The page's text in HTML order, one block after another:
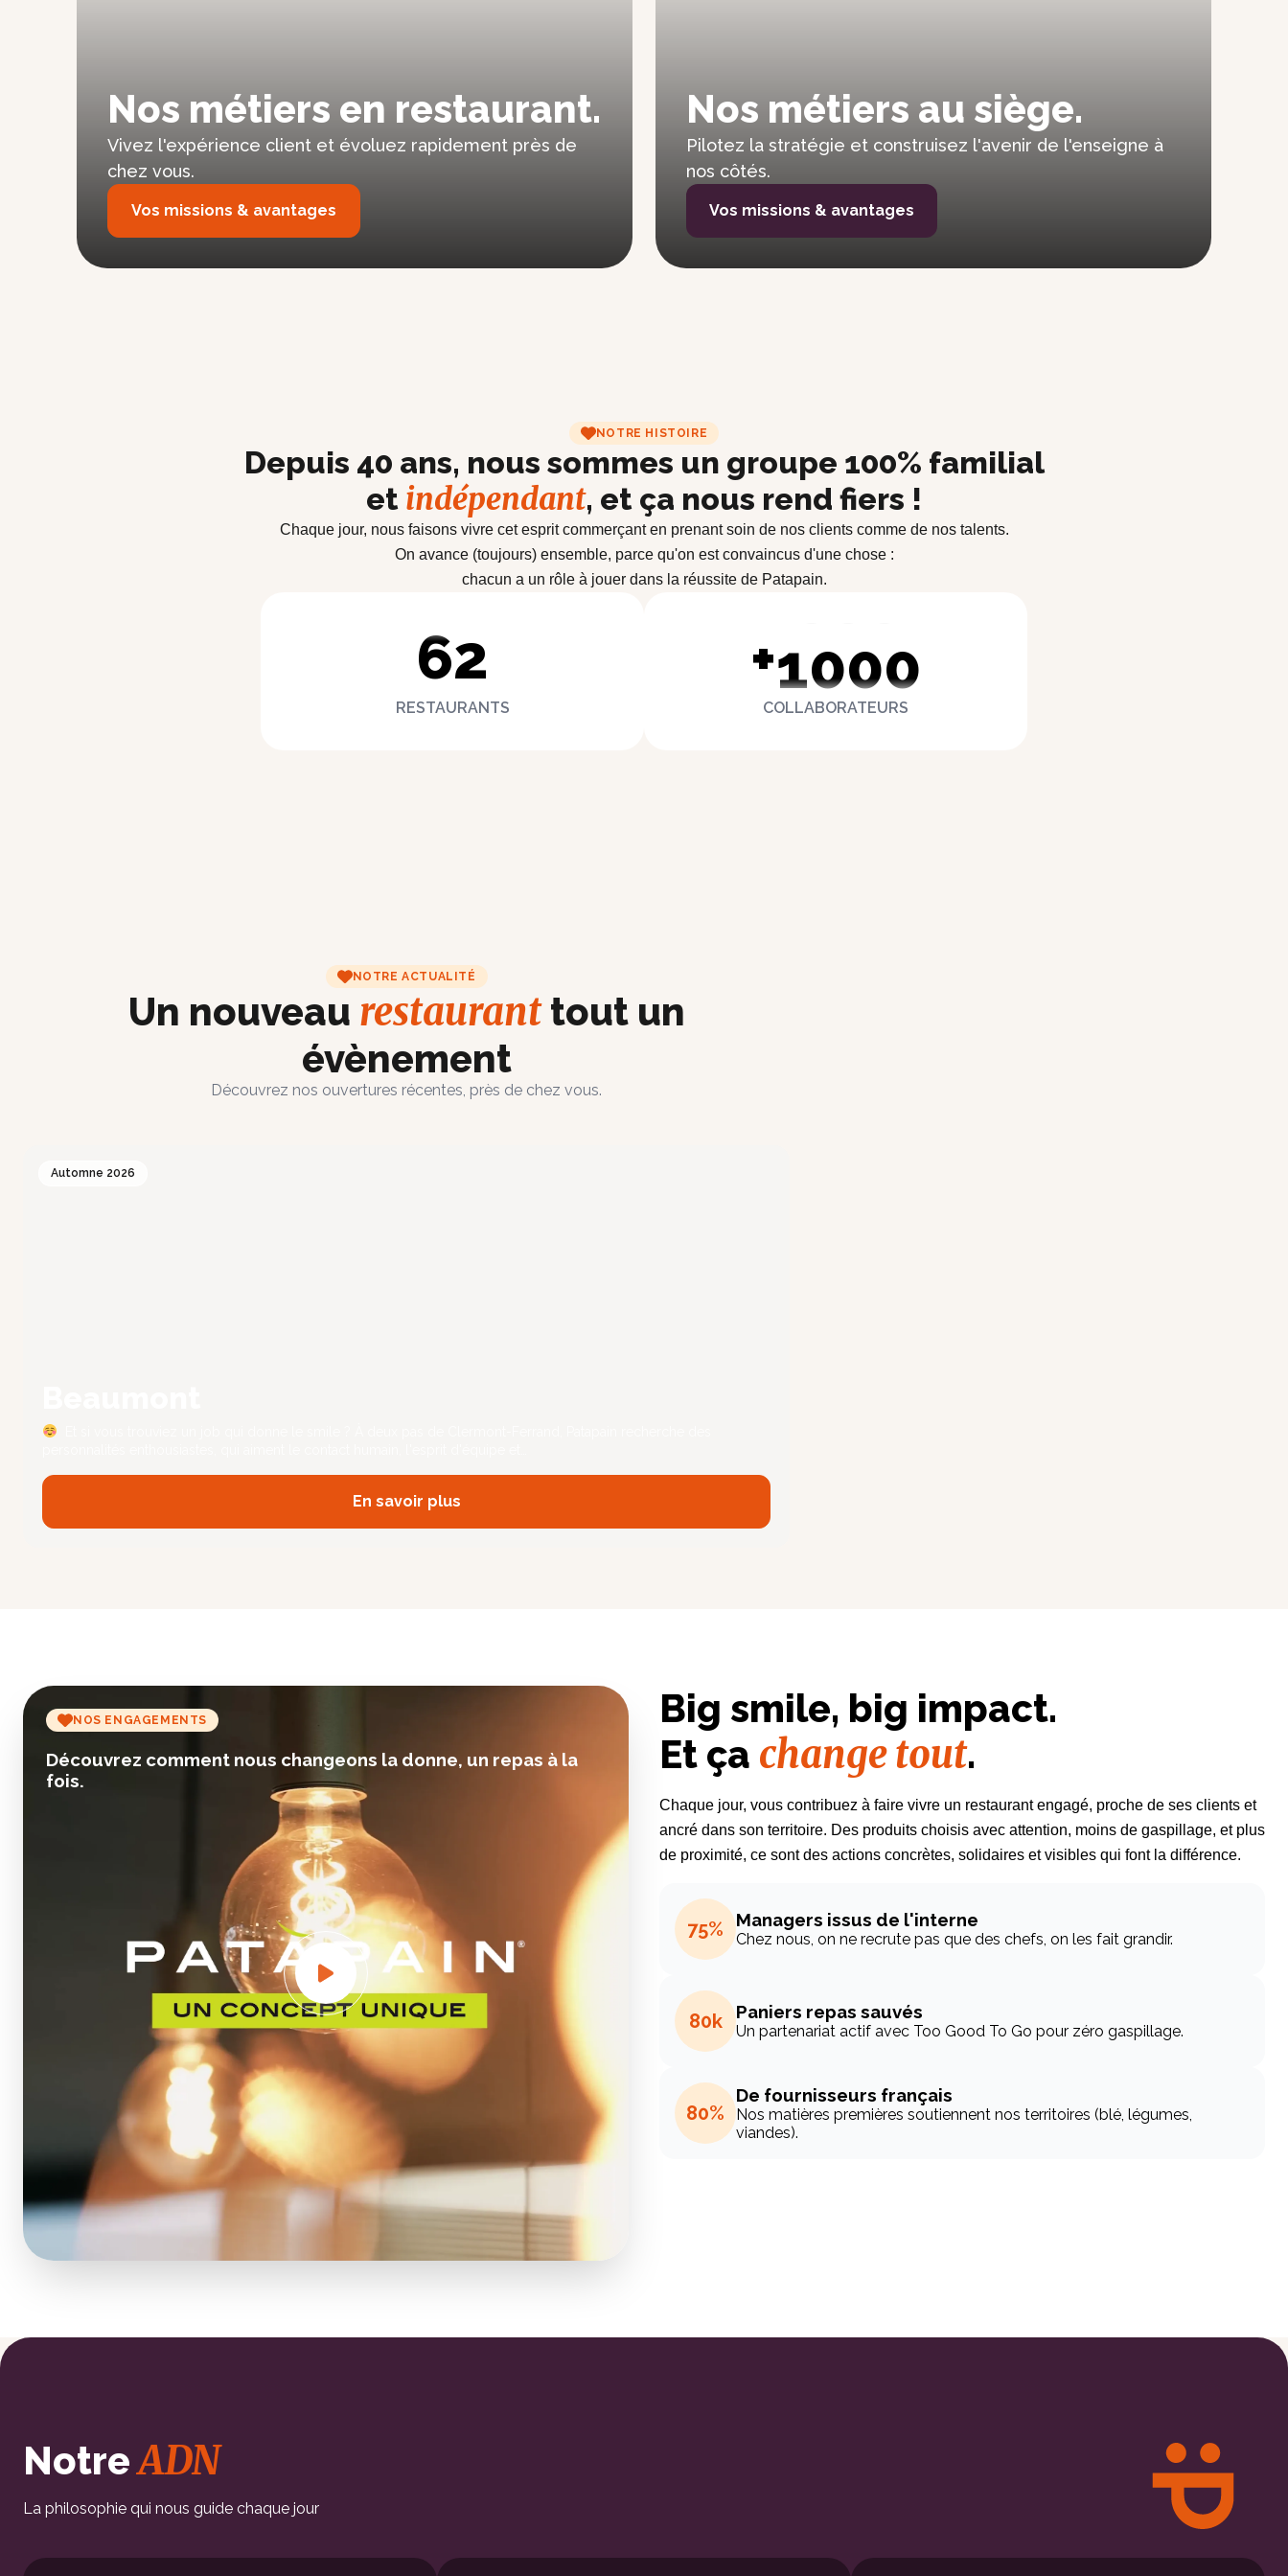
Nos métiers en restaurant.
Vivez l'expérience client et évoluez rapidement près de
chez vous.
Vos missions & avantages
Nos métiers au siège.
Pilotez la stratégie et construisez l'avenir de l'enseigne à
nos côtés.
Vos missions & avantages
NOTRE HISTOIRE
Depuis 40 ans, nous sommes un groupe 100% familial
et indépendant, et ça nous rend fiers !
Chaque jour, nous faisons vivre cet esprit commerçant en prenant soin de nos clients comme de nos talents.
On avance (toujours) ensemble, parce qu'on est convaincus d'une chose :
chacun a un rôle à jouer dans la réussite de Patapain.
54
55
56
57
60
61
62
RESTAURANTS
+
992
993
994
997
998
999
1000
COLLABORATEURS
NOTRE ACTUALITÉ
Un nouveau restauranttout un
évènement
Découvrez nos ouvertures récentes, près de chez vous.
Automne 2026
En savoir plus
NOS ENGAGEMENTS
Découvrez comment nous changeons la donne, un repas à la
fois.
Big smile, big impact.
Et ça change tout.
Chaque jour, vous contribuez à faire vivre un restaurant engagé, proche de ses clients et
ancré dans son territoire. Des produits choisis avec attention, moins de gaspillage, et plus
de proximité, ce sont des actions concrètes, solidaires et visibles qui font la différence.
75% Managers issus de l'interne
Chez nous, on ne recrute pas que des chefs, on les fait grandir.
80k Paniers repas sauvés
Un partenariat actif avec Too Good To Go pour zéro gaspillage.
80%
De fournisseurs français
Nos matières premières soutiennent nos territoires (blé, légumes,
viandes).
NotreADN
La philosophie qui nous guide chaque jour